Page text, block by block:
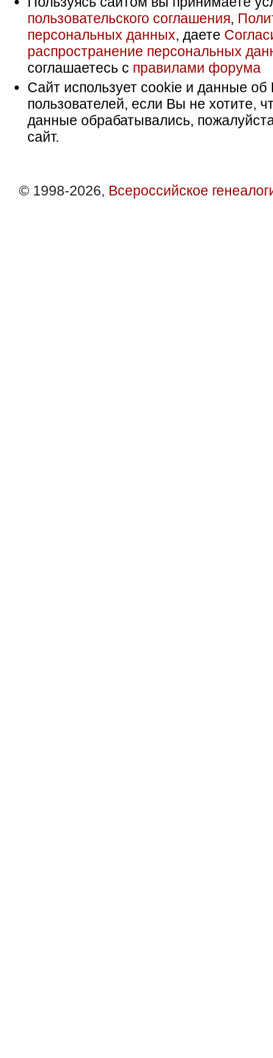
пользовательского соглашения,
персональных данных, даете
распространение персональных
соглашаетесь с правилами форума
Сайт использует cookie и данные об
пользователей, если Вы не хотите,
данные обрабатывались,
сайт.
© 1998-2026, Всероссийское